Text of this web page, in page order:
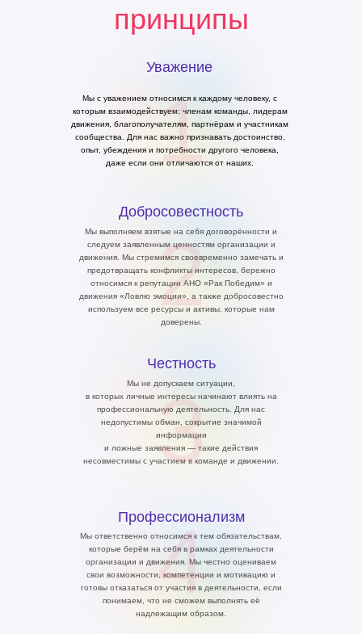
Профессионализм
Мы ответственно относимся к тем обязательствам,
которые берём на себя в рамках деятельности
организации и движения. Мы честно оцениваем
свои возможности, компетенции и мотивацию и
готовы отказаться от участия в деятельности, если
понимаем, что не сможем выполнять её
надлежащим образом.
Честность
Мы не допускаем ситуации,
в которых личные интересы начинают влиять на
профессиональную деятельность. Для нас
недопустимы обман, сокрытие значимой
информации
и ложные заявления — такие действия
несовместимы с участием в команде и движении.
Добросовестность
Мы выполняем взятые на себя договорённости и
следуем заявленным ценностям организации и
движения. Мы стремимся своевременно замечать и
предотвращать конфликты интересов, бережно
относимся к репутации АНО «Рак Победим» и
движения «Ловлю эмоции», а также добросовестно
используем все ресурсы и активы, которые нам
доверены.
Уважение
Мы с уважением относимся к каждому человеку, с
которым взаимодействуем: членам команды, лидерам
движения, благополучателям, партнёрам и участникам
сообщества. Для нас важно признавать достоинство,
опыт, убеждения и потребности другого человека,
даже если они отличаются от наших.
1
2
3
4
принципы